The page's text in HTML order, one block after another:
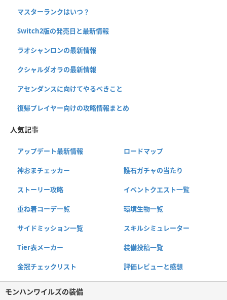
マスターランクはいつ？
Switch2版の発売日と最新情報
ラオシャンロンの最新情報
クシャルダオラの最新情報
アセンダンスに向けてやるべきこと
復帰プレイヤー向けの攻略情報まとめ
人気記事
アップデート最新情報 ロードマップ
神おまチェッカー 護石ガチャの当たり
ストーリー攻略 イベントクエスト一覧
重ね着コーデ一覧 環境生物一覧
サイドミッション一覧 スキルシミュレーター
Tier表メーカー 装備投稿一覧
金冠チェックリスト 評価レビューと感想
モンハンワイルズの装備